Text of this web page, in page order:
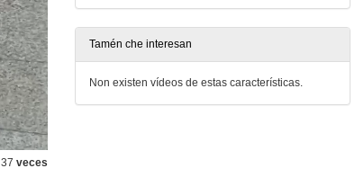
37 veces
Tamén che interesan
Non existen vídeos de estas características.